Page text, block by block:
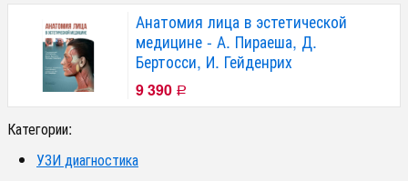
Анатомия лица в эстетической
медицине - А. Пираеша, Д.
Бертосси, И. Гейденрих
9 390 Р
Категории:
УЗИ диагностика